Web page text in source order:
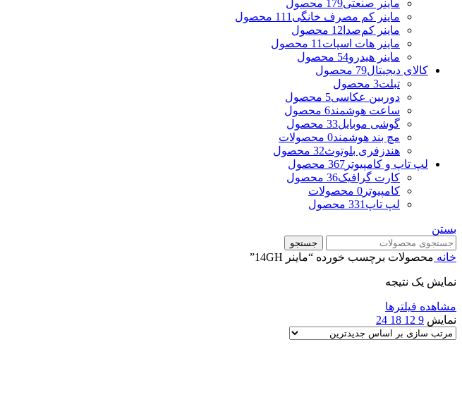
ماینر صنعتی179 محصول
ماینر کم مصرف خانگی 111 محصول
ماینر کم‌صدا 12 محصول
ماینر هات اسپات 11 محصول
ماینر هیدرو54 محصول
کالای دیجیتال79 محصول
تبلت3 محصول
دوربین عکاسی5 محصول
ساعت هوشمند6 محصول
گوشی موبایل33 محصول
مچ بند هوشمند0 محصولات
هندزفری بلوتوث32 محصول
لپ تاپ و کامپیوتر 367 محصول
کارت گرافیک36 محصول
کامپیوتر 0 محصولات
لپ تاپ 331 محصول
بستن
جستجو
خانه محصولات برچسب خورده “ماینر 14GH”
نمایش یک نتیجه
مشاهده فیلترها
نمایش 9
12
18
24